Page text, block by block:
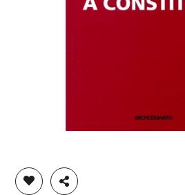
ADICIONAR À LISTA DE DESEJOS
PARTILHAR